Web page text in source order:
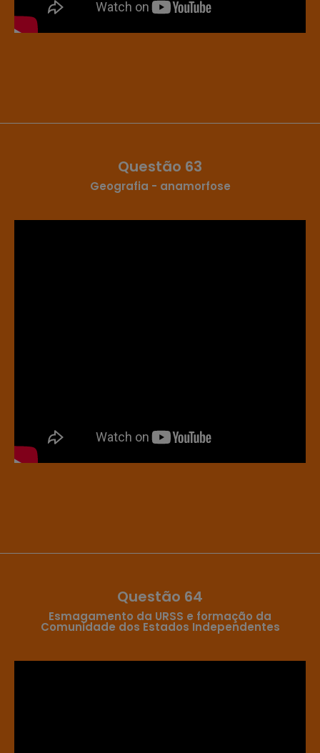
Questão 63
Geografia - anamorfose
Questão 64
Esmagamento da URSS e formação da
Comunidade dos Estados Independentes